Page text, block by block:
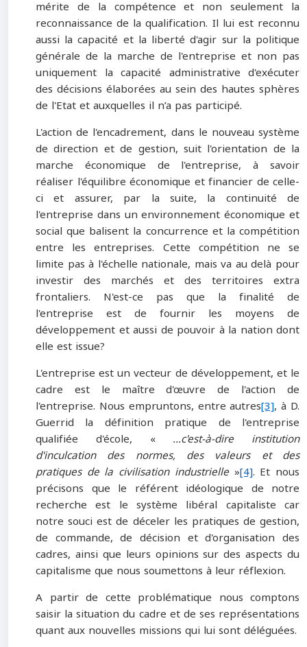
mérite de la compétence et non seulement la
reconnaissance de la qualification. Il lui est reconnu
aussi la capacité et la liberté d'agir sur la politique
générale de la marche de l'entreprise et non pas
uniquement la capacité administrative d'exécuter
des décisions élaborées au sein des hautes sphères
de l'Etat et auxquelles il n’a pas participé.
L'action de l'encadrement, dans le nouveau système
de direction et de gestion, suit l'orientation de la
marche économique de l'entreprise, à savoir
réaliser l'équilibre économique et financier de celle-
ci et assurer, par la suite, la continuité de
l'entreprise dans un environnement économique et
social que balisent la concurrence et la compétition
entre les entreprises. Cette compétition ne se
limite pas à l'échelle nationale, mais va au delà pour
investir des marchés et des territoires extra
frontaliers. N'est-ce pas que la finalité de
l'entreprise est de fournir les moyens de
développement et aussi de pouvoir à la nation dont
elle est issue?
L'entreprise est un vecteur de développement, et le
cadre est le maître d'œuvre de l'action de
l'entreprise. Nous empruntons, entre autres[3], à D.
Guerrid la définition pratique de l'entreprise
qualifiée d'école, « …c'est-à-dire institution
d'inculcation des normes, des valeurs et des
pratiques de la civilisation industrielle»[4]. Et nous
précisons que le référent idéologique de notre
recherche est le système libéral capitaliste car
notre souci est de déceler les pratiques de gestion,
de commande, de décision et d'organisation des
cadres, ainsi que leurs opinions sur des aspects du
capitalisme que nous soumettons à leur réflexion.
A partir de cette problématique nous comptons
saisir la situation du cadre et de ses représentations
quant aux nouvelles missions qui lui sont déléguées.